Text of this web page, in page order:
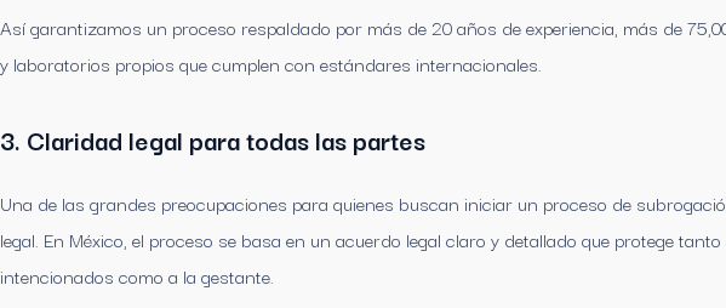
Así garantizamos un proceso respaldado por más de 20 años de experiencia, más de
y laboratorios propios que cumplen con estándares internacionales.
3. Claridad legal para todas las partes
Una de las grandes preocupaciones para quienes buscan iniciar un proceso de
legal. En México, el proceso se basa en un acuerdo legal claro y detallado que protege
intencionados como a la gestante.